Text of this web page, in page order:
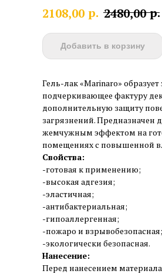
2108,00 р. 2480,00 р.
Добавить в корзину
Гель-лак «Marinaro»
подчеркивающее фактуру
дополнительную защиту
загрязнений. Предназначен
жемчужным эффектом на
помещениях с повышенной
Свойства:
-готовая к применению;
-высокая адгезия;
-эластичная;
-антибактериальная;
-гипоаллергенная;
-пожаро и взрывобезопасная;
-экологически безопасная.
Нанесение:
Перед нанесением